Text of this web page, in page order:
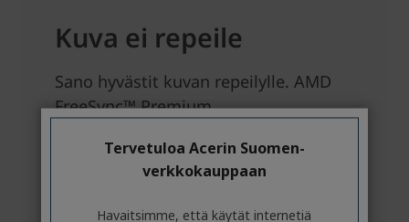
Tervetuloa Acerin Suomen-
verkkokauppaan
Havaitsimme, että käytät internetiä